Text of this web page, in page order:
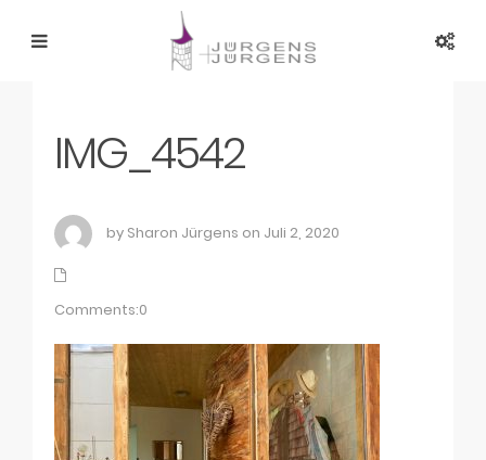
IMG_4542
by Sharon Jürgens on Juli 2, 2020
Comments:0